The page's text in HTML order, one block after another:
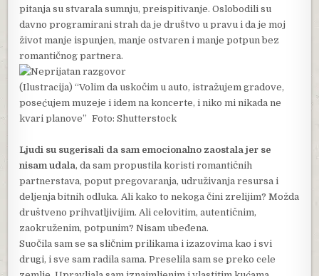
pitanja su stvarala sumnju, preispitivanje. Oslobodili su
davno programirani strah da je društvo u pravu i da je moj
život manje ispunjen, manje ostvaren i manje potpun bez
romantičnog partnera.
(Ilustracija) “Volim da uskočim u auto, istražujem gradove,
posećujem muzeje i idem na koncerte, i niko mi nikada ne
kvari planove” Foto: Shutterstock
Ljudi su sugerisali da sam emocionalno zaostala jer se
nisam udala, da sam propustila koristi romantičnih
partnerstava, poput pregovaranja, udruživanja resursa i
deljenja bitnih odluka. Ali kako to nekoga čini zrelijim? Možda
društveno prihvatljivijim. Ali celovitim, autentičnim,
zaokruženim, potpunim? Nisam ubeđena.
Suočila sam se sa sličnim prilikama i izazovima kao i svi
drugi, i sve sam radila sama. Preselila sam se preko cele